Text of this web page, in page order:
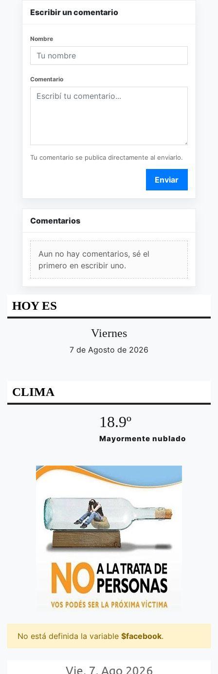
Escribir un comentario
Nombre
Comentario
Tu comentario se publica directamente al enviarlo.
Enviar
Comentarios
Aun no hay comentarios, sé el
primero en escribir uno.
HOY ES
Viernes
7 de Agosto de 2026
CLIMA
18.9º
Mayormente nublado
No está definida la variable $facebook.